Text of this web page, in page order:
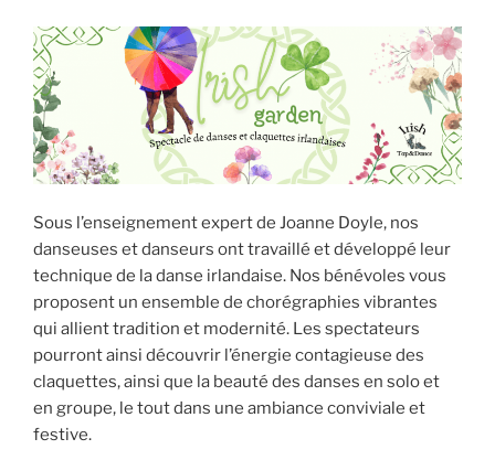
Sous l’enseignement expert de Joanne Doyle, nos
danseuses et danseurs ont travaillé et développé leur
technique de la danse irlandaise. Nos bénévoles vous
proposent un ensemble de chorégraphies vibrantes
qui allient tradition et modernité. Les spectateurs
pourront ainsi découvrir l’énergie contagieuse des
claquettes, ainsi que la beauté des danses en solo et
en groupe, le tout dans une ambiance conviviale et
festive.